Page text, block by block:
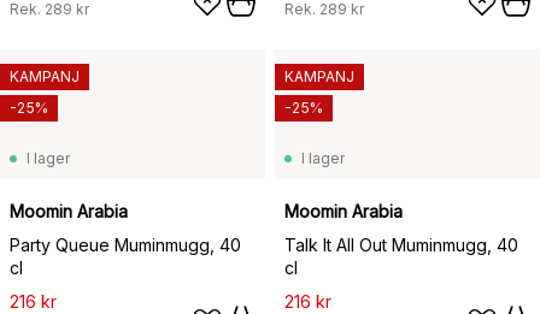
Rek. 289 kr Rek. 289 kr
I lager
Moomin Arabia
Party Queue Muminmugg, 40
cl
216 kr
KAMPANJ
-25%
I lager
Moomin Arabia
Talk It All Out Muminmugg, 40
cl
216 kr
KAMPANJ
-25%